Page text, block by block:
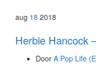
aug 18 2018
Herbie Hancock
Door A Pop Life